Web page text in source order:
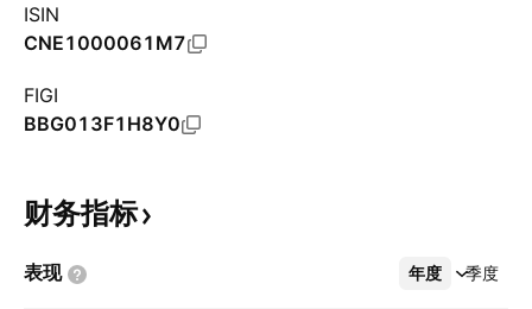
ISIN
CNE1000061M7
FIGI
BBG013F1H8Y0
财务指标
表现 年度 季度
更多